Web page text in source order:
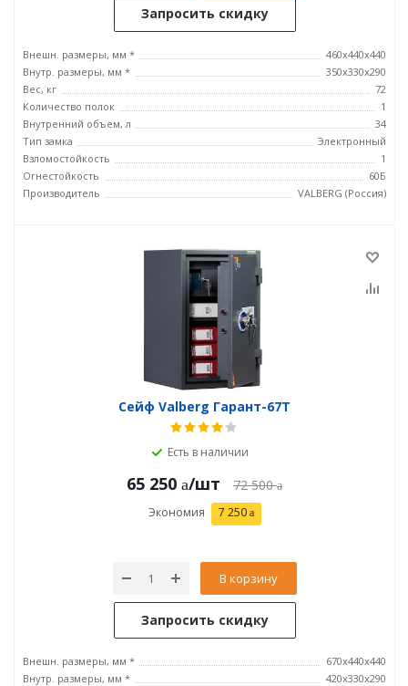
Запросить скидку
Внешн. размеры, мм *
460x440x440
Внутр. размеры, мм *
350х330х290
Вес, кг
72
Количество полок
1
Внутренний объем, л
34
Тип замка
Электронный
Взломостойкость
1
Огнестойкость
60Б
Производитель
VALBERG (Россия)
Сейф Valberg Гарант-67T
Есть в наличии
65 250 /шт 72 500
Экономия 7 250
В корзину
Запросить скидку
Внешн. размеры, мм *
670x440x440
Внутр. размеры, мм *
420х330х290